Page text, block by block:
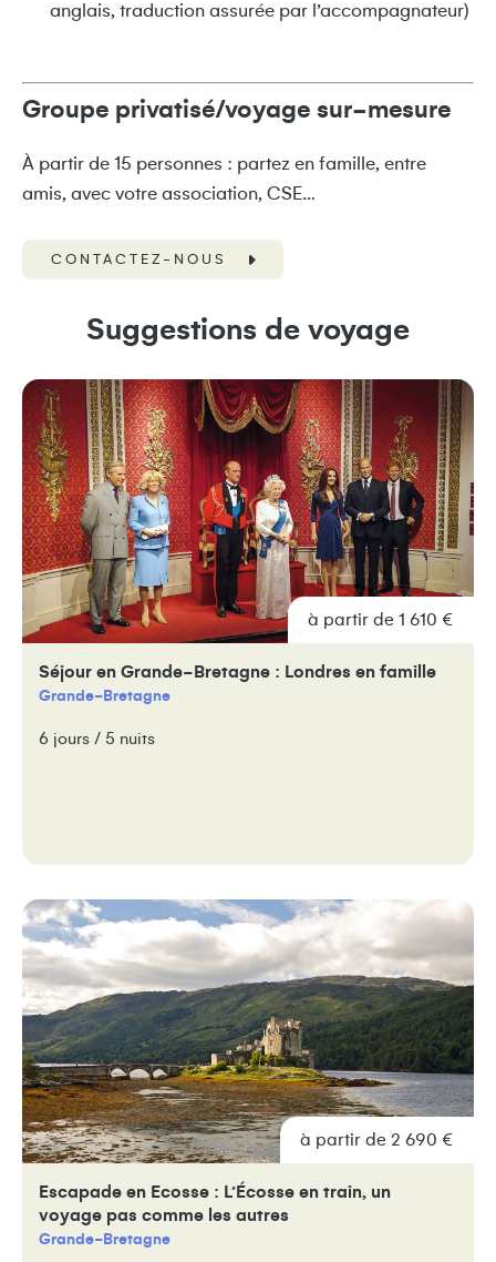
anglais, traduction assurée par l’accompagnateur)
Groupe privatisé/voyage sur-mesure
À partir de 15 personnes : partez en famille, entre
amis, avec votre association, CSE…
CONTACTEZ-NOUS
Suggestions de voyage
à partir de 1 610 €
Séjour en Grande-Bretagne : Londres en famille
Grande-Bretagne
6 jours / 5 nuits
à partir de 2 690 €
Escapade en Ecosse : L’Écosse en train, un
voyage pas comme les autres
Grande-Bretagne